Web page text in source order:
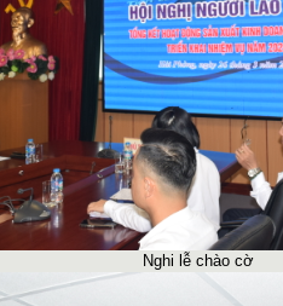
Nghi lễ chào cờ